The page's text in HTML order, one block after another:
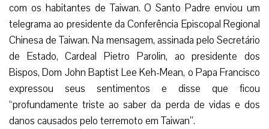
com os habitantes de Taiwan. O Santo Padre enviou um
telegrama ao presidente da Conferência Episcopal Regional
Chinesa de Taiwan. Na mensagem, assinada pelo Secretário
de Estado, Cardeal Pietro Parolin, ao presidente dos
Bispos, Dom John Baptist Lee Keh-Mean, o Papa Francisco
expressou seus sentimentos e disse que ficou
“profundamente triste ao saber da perda de vidas e dos
danos causados pelo terremoto em Taiwan”.